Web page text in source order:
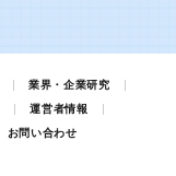
業界・企業研究
運営者情報
お問い合わせ